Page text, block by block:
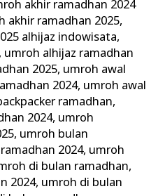
akhir ramadhan 2024
akhir ramadhan 2025,
alhijaz indowisata,
, umroh alhijaz ramadhan
2025, umroh awal
2024, umroh awal
ramadhan,
2024, umroh
, umroh bulan
2024, umroh
di bulan ramadhan,
2024, umroh di bulan